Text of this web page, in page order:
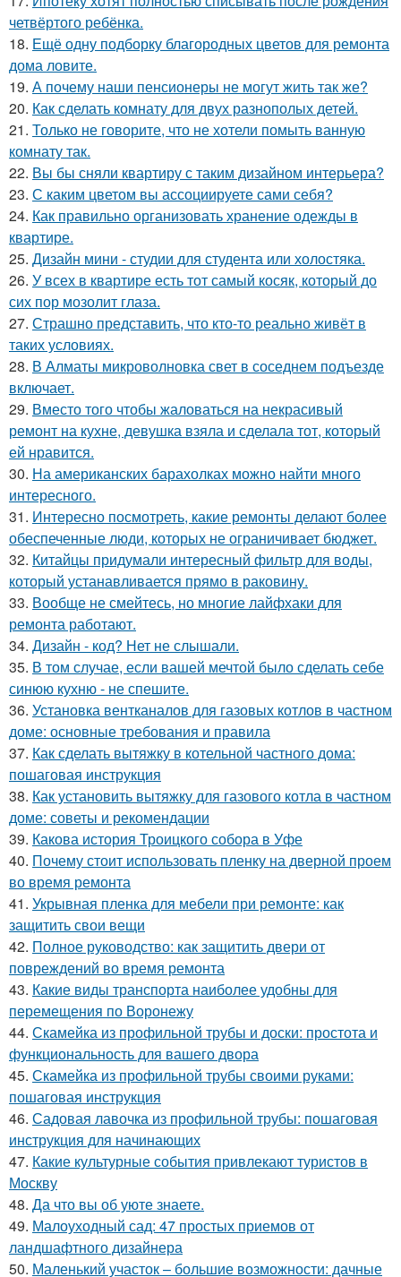
четвёртого ребёнка.
18. Ещё одну подборку благородных цветов для ремонта
дома ловите.
19. А почему наши пенсионеры не могут жить так же?
20. Как сделать комнату для двух разнополых детей.
21. Только не говорите, что не хотели помыть ванную
комнату так.
22. Вы бы сняли квартиру с таким дизайном интерьера?
23. С каким цветом вы ассоциируете сами себя?
24. Как правильно организовать хранение одежды в
квартире.
25. Дизайн мини - студии для студента или холостяка.
26. У всех в квартире есть тот самый косяк, который до
сих пор мозолит глаза.
27. Страшно представить, что кто-то реально живёт в
таких условиях.
28. В Алматы микроволновка свет в соседнем подъезде
включает.
29. Вместо того чтобы жаловаться на некрасивый
ремонт на кухне, девушка взяла и сделала тот, который
ей нравится.
30. На американских барахолках можно найти много
интересного.
31. Интересно посмотреть, какие ремонты делают более
обеспеченные люди, которых не ограничивает бюджет.
32. Китайцы придумали интересный фильтр для воды,
который устанавливается прямо в раковину.
33. Вообще не смейтесь, но многие лайфхаки для
ремонта работают.
34. Дизайн - код? Нет не слышали.
35. В том случае, если вашей мечтой было сделать себе
синюю кухню - не спешите.
36. Установка вентканалов для газовых котлов в частном
доме: основные требования и правила
37. Как сделать вытяжку в котельной частного дома:
пошаговая инструкция
38. Как установить вытяжку для газового котла в частном
доме: советы и рекомендации
39. Какова история Троицкого собора в Уфе
40. Почему стоит использовать пленку на дверной проем
во время ремонта
41. Укрывная пленка для мебели при ремонте: как
защитить свои вещи
42. Полное руководство: как защитить двери от
повреждений во время ремонта
43. Какие виды транспорта наиболее удобны для
перемещения по Воронежу
44. Скамейка из профильной трубы и доски: простота и
функциональность для вашего двора
45. Скамейка из профильной трубы своими руками:
пошаговая инструкция
46. Садовая лавочка из профильной трубы: пошаговая
инструкция для начинающих
47. Какие культурные события привлекают туристов в
Москву
48. Да что вы об уюте знаете.
49. Малоуходный сад: 47 простых приемов от
ландшафтного дизайнера
50. Маленький участок – большие возможности: дачные